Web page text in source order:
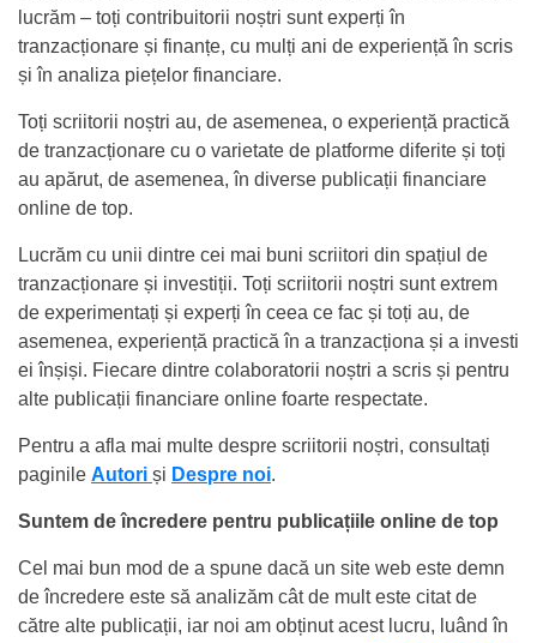
lucrăm – toți contribuitorii noștri sunt experți în
tranzacționare și finanțe, cu mulți ani de experiență în scris
și în analiza piețelor financiare.
Toți scriitorii noștri au, de asemenea, o experiență practică
de tranzacționare cu o varietate de platforme diferite și toți
au apărut, de asemenea, în diverse publicații financiare
online de top.
Lucrăm cu unii dintre cei mai buni scriitori din spațiul de
tranzacționare și investiții. Toți scriitorii noștri sunt extrem
de experimentați și experți în ceea ce fac și toți au, de
asemenea, experiență practică în a tranzacționa și a investi
ei înșiși. Fiecare dintre colaboratorii noștri a scris și pentru
alte publicații financiare online foarte respectate.
Pentru a afla mai multe despre scriitorii noștri, consultați
paginile Autori și Despre noi.
Suntem de încredere pentru publicațiile online de top
Cel mai bun mod de a spune dacă un site web este demn
de încredere este să analizăm cât de mult este citat de
către alte publicații, iar noi am obținut acest lucru, luând în